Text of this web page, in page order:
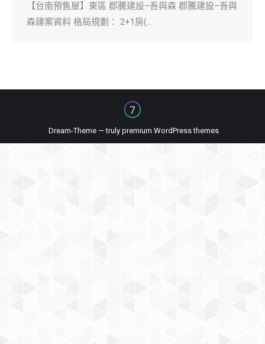
【台南預售屋】東區 郡騰建設–吾與森 郡騰建設–吾與
森建案資料 格局規劃： 2+1房(…
Dream-Theme — truly premium WordPress themes